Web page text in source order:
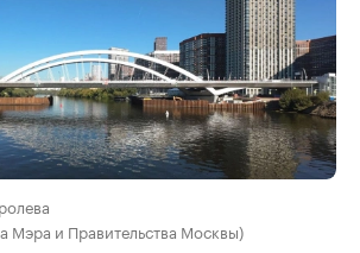
Мэра и Правительства Москвы)